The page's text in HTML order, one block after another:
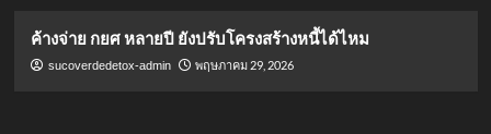
ค้างจ่าย กยศ หลายปี ยังปรับโครงสร้างหนี้ได้ไหม
sucoverdedetox-admin พฤษภาคม 29, 2026